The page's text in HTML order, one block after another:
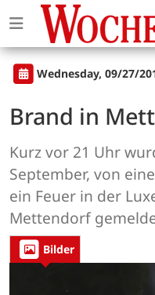
Wednesday, 09/27/
Brand in
Kurz vor 21 Uhr
September, von
ein Feuer in der
Mettendorf
Bilder